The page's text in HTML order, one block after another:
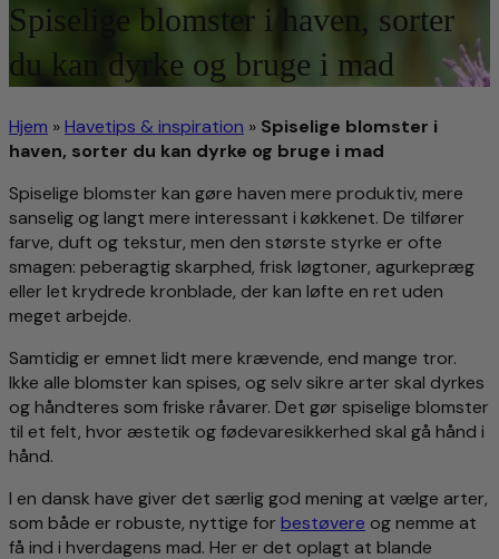
Spiselige blomster i haven, sorter
du kan dyrke og bruge i mad
Hjem »Havetips & inspiration » Spiselige blomster i
haven, sorter du kan dyrke og bruge i mad
Spiselige blomster kan gøre haven mere produktiv, mere
sanselig og langt mere interessant i køkkenet. De tilfører
farve, duft og tekstur, men den største styrke er ofte
smagen: peberagtig skarphed, frisk løgtoner, agurkepræg
eller let krydrede kronblade, der kan løfte en ret uden
meget arbejde.
Samtidig er emnet lidt mere krævende, end mange tror.
Ikke alle blomster kan spises, og selv sikre arter skal dyrkes
og håndteres som friske råvarer. Det gør spiselige blomster
til et felt, hvor æstetik og fødevaresikkerhed skal gå hånd i
hånd.
I en dansk have giver det særlig god mening at vælge arter,
som både er robuste, nyttige for bestøvere og nemme at
få ind i hverdagens mad. Her er det oplagt at blande